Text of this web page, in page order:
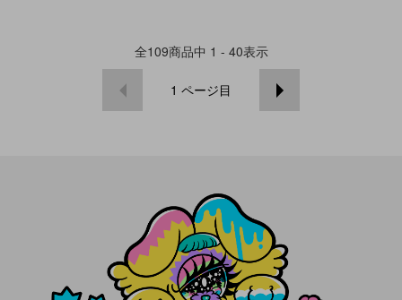
全109商品中 1 - 40表示
1 ページ目